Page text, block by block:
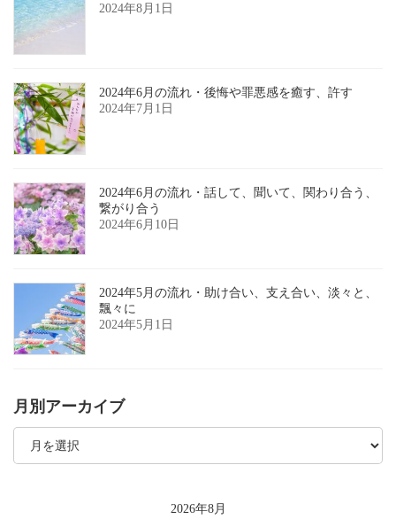
2024年8月1日
2024年6月の流れ・後悔や罪悪感を癒す、許す
2024年7月1日
2024年6月の流れ・話して、聞いて、関わり合う、
繋がり合う
2024年6月10日
2024年5月の流れ・助け合い、支え合い、淡々と、
飄々に
2024年5月1日
月別アーカイブ
月
2026年8月